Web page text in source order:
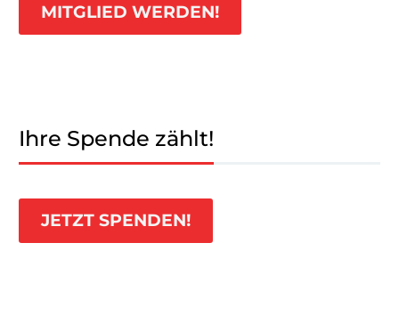
MITGLIED WERDEN!
Ihre Spende zählt!
JETZT SPENDEN!